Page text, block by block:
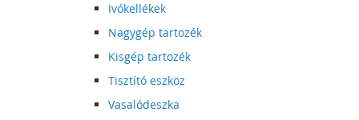
Ivókellékek
Nagygép tartozék
Kisgép tartozék
Tisztító eszköz
Vasalódeszka